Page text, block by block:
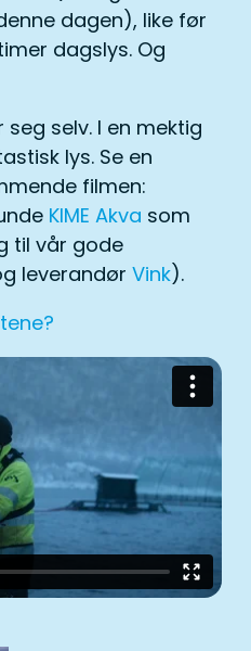
dagen), like før
dagslys. Og
selv. I en mektig
lys. Se en
filmen:
KIME Akva som
til vår gode
leverandør Vink).